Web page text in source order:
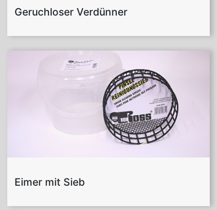
Geruchloser Verdünner
Eimer mit Sieb